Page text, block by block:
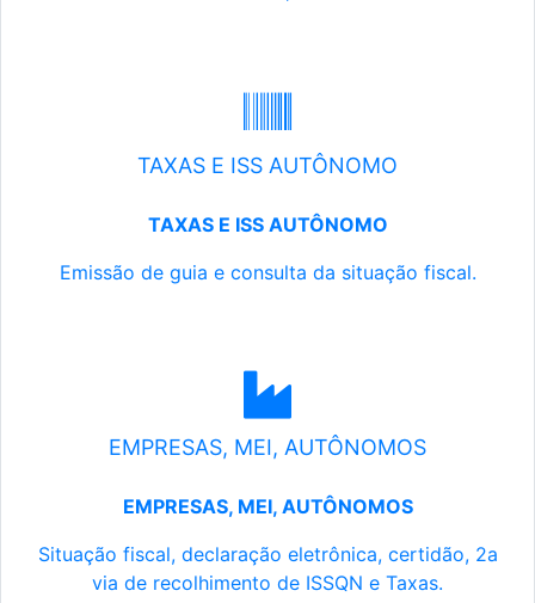
TAXAS E ISS AUTÔNOMO
TAXAS E ISS AUTÔNOMO
Emissão de guia e consulta da situação fiscal.
EMPRESAS, MEI, AUTÔNOMOS
EMPRESAS, MEI, AUTÔNOMOS
Situação fiscal, declaração eletrônica, certidão, 2a
via de recolhimento de ISSQN e Taxas.